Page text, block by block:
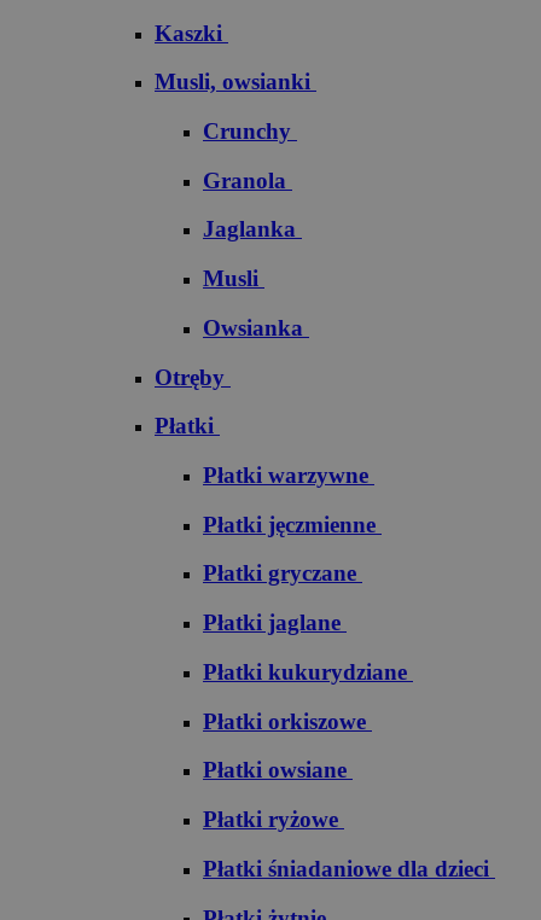
Kaszki
Musli, owsianki
Crunchy
Granola
Jaglanka
Musli
Owsianka
Otręby
Płatki
Płatki warzywne
Płatki jęczmienne
Płatki gryczane
Płatki jaglane
Płatki kukurydziane
Płatki orkiszowe
Płatki owsiane
Płatki ryżowe
Płatki śniadaniowe dla dzieci